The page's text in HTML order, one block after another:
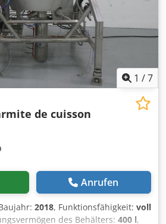
1 /7
de cuisson
Anrufen
2018, Funktionsfähigkeit: voll
des Behälters: 400 l,